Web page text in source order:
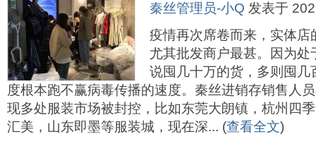
秦丝管理员-小Q 发表于
疫情再次席卷而来，实体
尤其批发商户最甚。因为
说囤几十万的货，多则囤
度根本跑不赢病毒传播的速度。秦丝进销存销售人
现多处服装市场被封控，比如东莞大朗镇，杭州四
汇美，山东即墨等服装城，现在深... (查看全文)